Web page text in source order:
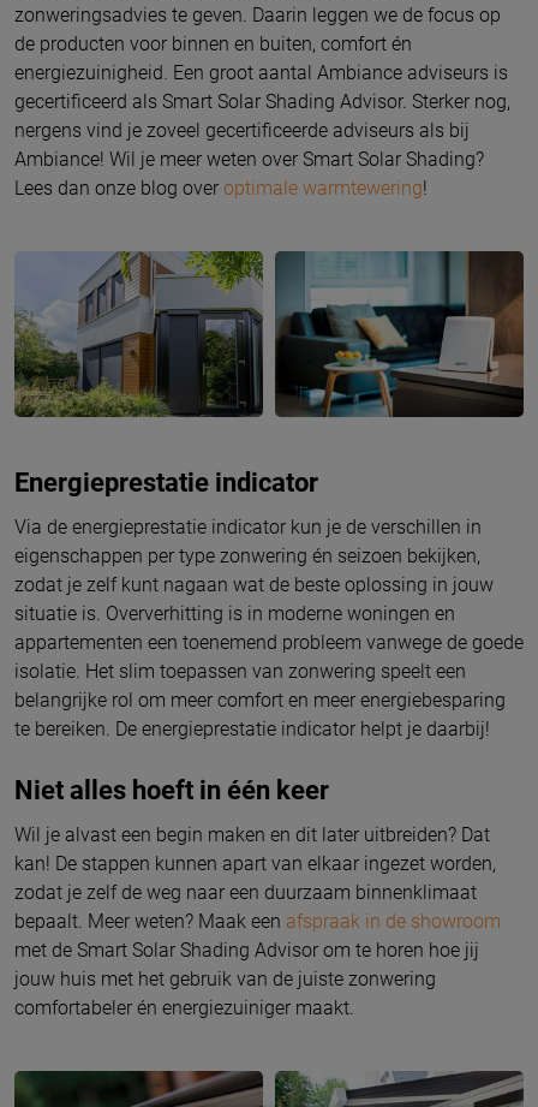
zonweringsadvies te geven. Daarin leggen we de focus op
de producten voor binnen en buiten, comfort én
energiezuinigheid. Een groot aantal Ambiance adviseurs is
gecertificeerd als Smart Solar Shading Advisor. Sterker nog,
nergens vind je zoveel gecertificeerde adviseurs als bij
Ambiance! Wil je meer weten over Smart Solar Shading?
Lees dan onze blog over optimale warmtewering!
Energieprestatie indicator
Via de energieprestatie indicator kun je de verschillen in
eigenschappen per type zonwering én seizoen bekijken,
zodat je zelf kunt nagaan wat de beste oplossing in jouw
situatie is. Oververhitting is in moderne woningen en
appartementen een toenemend probleem vanwege de goede
isolatie. Het slim toepassen van zonwering speelt een
belangrijke rol om meer comfort en meer energiebesparing
te bereiken. De energieprestatie indicator helpt je daarbij!
Niet alles hoeft in één keer
Wil je alvast een begin maken en dit later uitbreiden? Dat
kan! De stappen kunnen apart van elkaar ingezet worden,
zodat je zelf de weg naar een duurzaam binnenklimaat
bepaalt. Meer weten? Maak een afspraak in de showroom
met de Smart Solar Shading Advisor om te horen hoe jij
jouw huis met het gebruik van de juiste zonwering
comfortabeler én energiezuiniger maakt.